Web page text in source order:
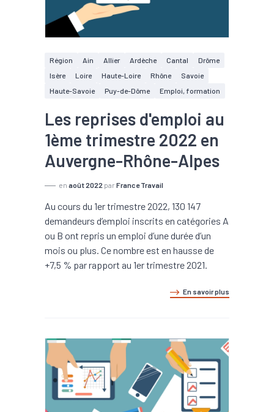
Région Ain Allier Ardèche Cantal
Drôme
Isère
Loire Haute-Loire Rhône
Savoie
Haute-Savoie
Puy-de-Dôme Emploi, formation
Les reprises d'emploi au
1ème trimestre 2022 en
Auvergne-Rhône-Alpes
en août 2022 par France Travail
Au cours du 1er trimestre 2022, 130 147
demandeurs d’emploi inscrits en catégories A
ou B ont repris un emploi d’une durée d’un
mois ou plus. Ce nombre est en hausse de
+7,5 % par rapport au 1er trimestre 2021.
En savoir plus